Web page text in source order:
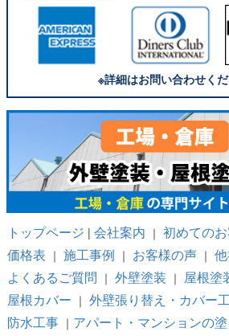
※詳細はお問い合わせくだ
トップページ | 会社案内 ｜ 初めての
価格表 ｜ 施工事例 ｜ お客様の声｜
よくあるご質問 ｜ 外壁塗装 ｜ 屋根塗
屋根カバー ｜ 外壁張り替え・カバー
防水工事｜ アパート・マンションの塗